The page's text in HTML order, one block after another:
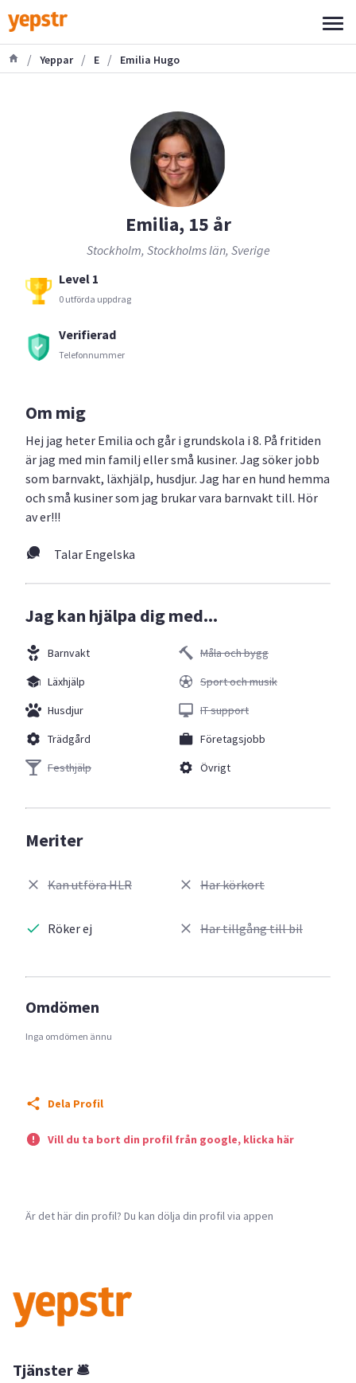
/ Yeppar / E / Emilia Hugo
Emilia, 15 år
Stockholm, Stockholms län, Sverige
Level 1
0 utförda uppdrag
Verifierad
Telefonnummer
Om mig
Hej jag heter Emilia och går i grundskola i 8. På fritiden
är jag med min familj eller små kusiner. Jag söker jobb
som barnvakt, läxhjälp, husdjur. Jag har en hund hemma
och små kusiner som jag brukar vara barnvakt till. Hör
av er!!!
Talar Engelska
Jag kan hjälpa dig med...
Barnvakt
Läxhjälp
Husdjur
Trädgård
Festhjälp
Måla och bygg
Sport och musik
IT support
Företagsjobb
Övrigt
Meriter
Kan utföra HLR
Röker ej
Har körkort
Har tillgång till bil
Omdömen
Inga omdömen ännu
Dela Profil
Vill du ta bort din profil från google, klicka här
Är det här din profil? Du kan dölja din profil via appen
Tjänster 🛎